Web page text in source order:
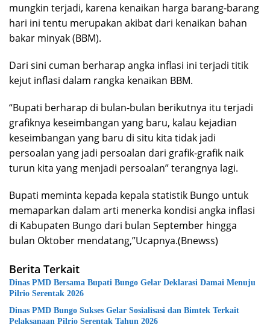
mungkin terjadi, karena kenaikan harga barang-barang
hari ini tentu merupakan akibat dari kenaikan bahan
bakar minyak (BBM).
Dari sini cuman berharap angka inflasi ini terjadi titik
kejut inflasi dalam rangka kenaikan BBM.
“Bupati berharap di bulan-bulan berikutnya itu terjadi
grafiknya keseimbangan yang baru, kalau kejadian
keseimbangan yang baru di situ kita tidak jadi
persoalan yang jadi persoalan dari grafik-grafik naik
turun kita yang menjadi persoalan” terangnya lagi.
Bupati meminta kepada kepala statistik Bungo untuk
memaparkan dalam arti menerka kondisi angka inflasi
di Kabupaten Bungo dari bulan September hingga
bulan Oktober mendatang,”Ucapnya.(Bnewss)
Berita Terkait
Dinas PMD Bersama Bupati Bungo Gelar Deklarasi Damai Menuju
Pilrio Serentak 2026
Dinas PMD Bungo Sukses Gelar Sosialisasi dan Bimtek Terkait
Pelaksanaan Pilrio Serentak Tahun 2026